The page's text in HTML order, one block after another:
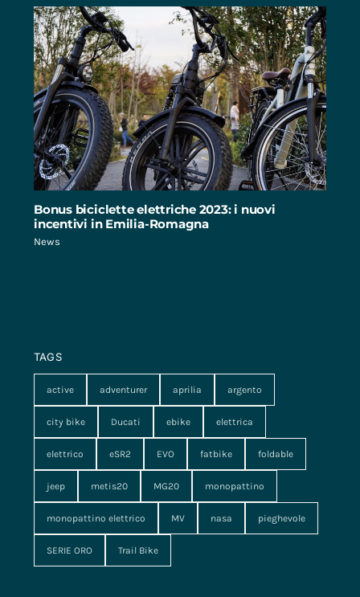
Bonus biciclette elettriche 2023: i nuovi
incentivi in Emilia-Romagna
News
TAGS
active adventurer aprilia argento
city bike Ducati ebike elettrica
elettrico eSR2 EVO fatbike foldable
jeep metis20 MG20 monopattino
monopattino elettrico MV nasa pieghevole
SERIE ORO Trail Bike